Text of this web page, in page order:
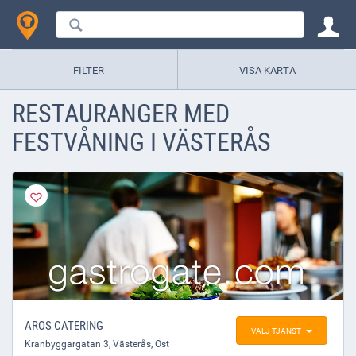
FILTER VISA KARTA
RESTAURANGER MED
FESTVÅNING I VÄSTERÅS
VÄLJ TJÄNST
AROS CATERING
Kranbyggargatan 3, Västerås, Öst